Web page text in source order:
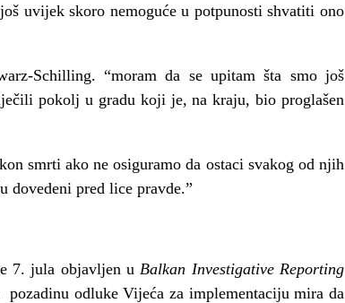
uvijek skoro nemoguće u potpunosti shvatiti ono
Schilling. “moram da se upitam šta smo još
pokolj u gradu koji je, na kraju, bio proglašen
smrti ako ne osiguramo da ostaci svakog od njih
dovedeni pred lice pravde.”
7. jula objavljen u Balkan Investigative Reporting
odluke Vijeća za implementaciju mira da